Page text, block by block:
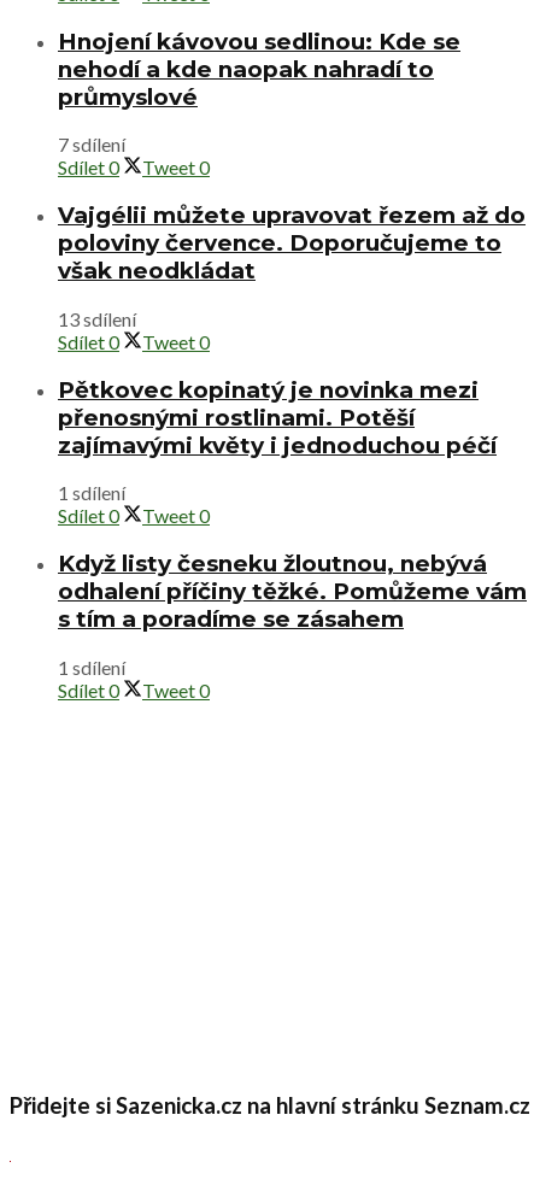
Hnojení kávovou sedlinou: Kde se
nehodí a kde naopak nahradí to
průmyslové
7 sdílení
Sdílet0 Tweet0
Vajgélii můžete upravovat řezem až do
poloviny července. Doporučujeme to
však neodkládat
13 sdílení
Sdílet0 Tweet0
Pětkovec kopinatý je novinka mezi
přenosnými rostlinami. Potěší
zajímavými květy i jednoduchou péčí
1 sdílení
Sdílet0 Tweet0
Když listy česneku žloutnou, nebývá
odhalení příčiny těžké. Pomůžeme vám
s tím a poradíme se zásahem
1 sdílení
Sdílet0 Tweet0
Přidejte si Sazenicka.cz na hlavní stránku Seznam.cz